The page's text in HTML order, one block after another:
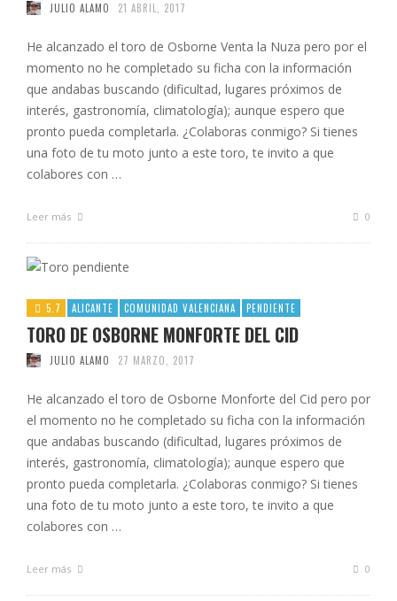
JULIO ALAMO 21 ABRIL, 2017
He alcanzado el toro de Osborne Venta la Nuza pero por el
momento no he completado su ficha con la información
que andabas buscando (dificultad, lugares próximos de
interés, gastronomía, climatología); aunque espero que
pronto pueda completarla. ¿Colaboras conmigo? Si tienes
una foto de tu moto junto a este toro, te invito a que
colabores con …
Leer más 0
5.7 ALICANTE COMUNIDAD VALENCIANA PENDIENTE
TORO DE OSBORNE MONFORTE DEL CID
JULIO ALAMO 27 MARZO, 2017
He alcanzado el toro de Osborne Monforte del Cid pero por
el momento no he completado su ficha con la información
que andabas buscando (dificultad, lugares próximos de
interés, gastronomía, climatología); aunque espero que
pronto pueda completarla. ¿Colaboras conmigo? Si tienes
una foto de tu moto junto a este toro, te invito a que
colabores con …
Leer más 0